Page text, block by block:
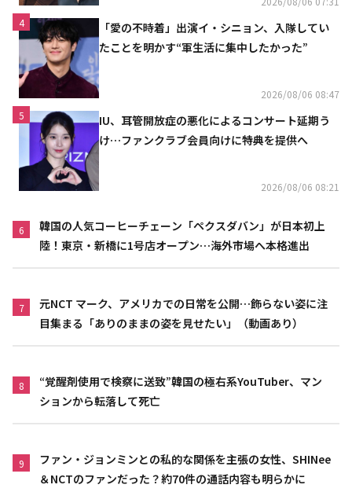
4
「愛の不時着」出演イ・シニョン、入隊してい
たことを明かす“軍生活に集中したかった”
2026/08/06 08:47
5
IU、耳管開放症の悪化によるコンサート延期う
け…ファンクラブ会員向けに特典を提供へ
2026/08/06 08:21
6
韓国の人気コーヒーチェーン「ペクスダバン」が日本初上
陸！東京・新橋に1号店オープン…海外市場へ本格進出
7
元NCT マーク、アメリカでの日常を公開…飾らない姿に注
目集まる「ありのままの姿を見せたい」（動画あり）
8
“覚醒剤使用で検察に送致”韓国の極右系YouTuber、マン
ションから転落して死亡
9
ファン・ジョンミンとの私的な関係を主張の女性、SHINee
＆NCTのファンだった？約70件の通話内容も明らかに